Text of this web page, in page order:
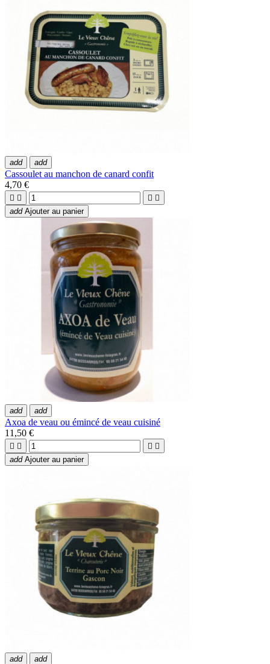
add add
Cassoulet au manchon de canard confit
4,70 €
   
add Ajouter au panier
add add
Axoa de veau ou émincé de veau cuisiné
11,50 €
   
add Ajouter au panier
add add